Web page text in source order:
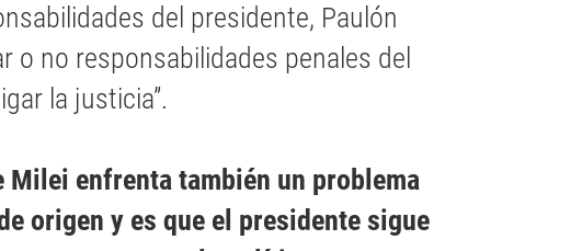
del presidente, Paulón
o no responsabilidades penales del
la justicia”.
enfrenta también un problema
origen y es que el presidente sigue